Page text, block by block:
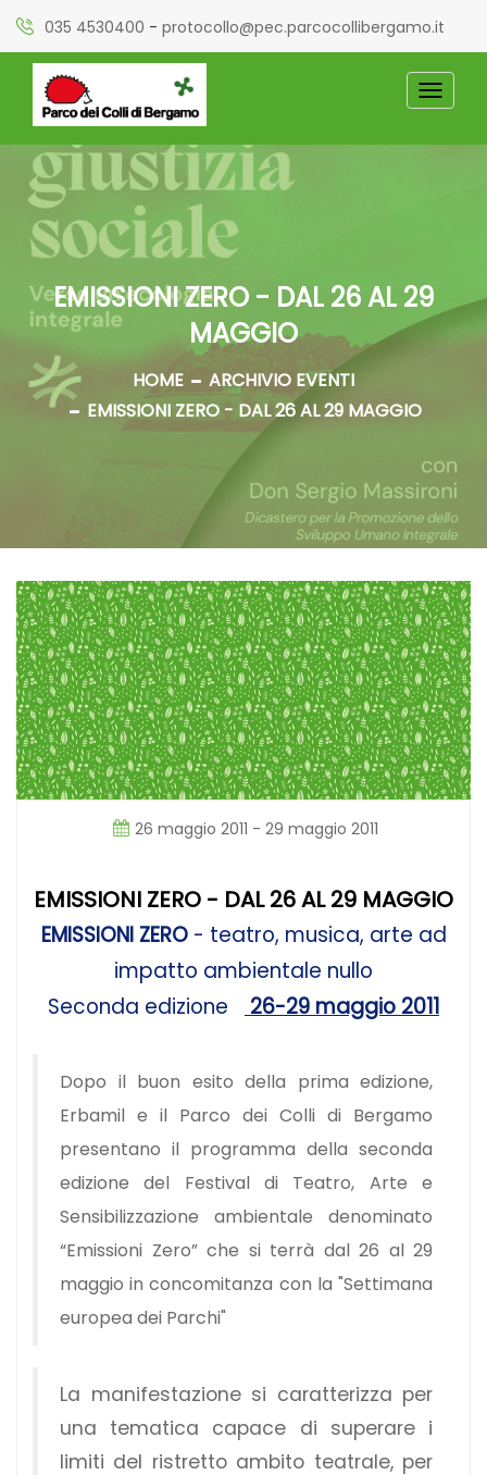
035 4530400 - protocollo@pec.parcocollibergamo.it
EMISSIONI ZERO - DAL 26 AL 29
MAGGIO
HOME
ARCHIVIO EVENTI
EMISSIONI ZERO - DAL 26 AL 29 MAGGIO
26 maggio 2011 - 29 maggio 2011
EMISSIONI ZERO - DAL 26 AL 29 MAGGIO
EMISSIONI ZERO- teatro, musica, arte ad
impatto ambientale nullo
Seconda edizione
26-29 maggio 2011
Dopo il buon esito della prima edizione,
Erbamil e il Parco dei Colli di Bergamo
presentano il programma della seconda
edizione del Festival di Teatro, Arte e
Sensibilizzazione ambientale denominato
“Emissioni Zero” che si terrà dal 26 al 29
maggio in concomitanza con la "Settimana
europea dei Parchi"
La manifestazione si caratterizza per
una tematica capace di superare i
limiti del ristretto ambito teatrale, per